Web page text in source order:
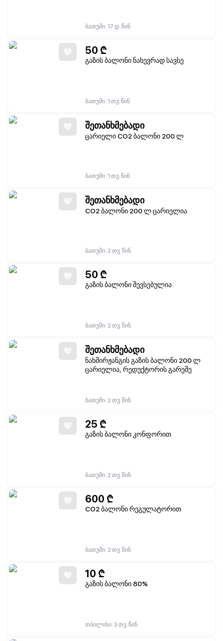
ბათუმი 17 დ. წინ
50 ₾
გაზის ბალონი ნახევრად სავსე
ბათუმი 1 თვ. წინ
შეთანხმებადი
ცარიელი CO2 ბალონი 200 ლ
ბათუმი 1 თვ. წინ
შეთანხმებადი
CO2 ბალონი 200 ლ ცარიელია
ბათუმი 2 თვ. წინ
50 ₾
გაზის ბალონი შევსებულია
ბათუმი 2 თვ. წინ
შეთანხმებადი
ნახშირჟანგის გაზის ბალონი 200 ლ
ცარიელია, რედუქტორის გარეშე
ბათუმი 2 თვ. წინ
25 ₾
გაზის ბალონი კონფორით
ბათუმი 2 თვ. წინ
600 ₾
CO2 ბალონი რეგულატორით
ბათუმი 2 თვ. წინ
10 ₾
გაზის ბალონი 80%
თბილისი 3 თვ. წინ